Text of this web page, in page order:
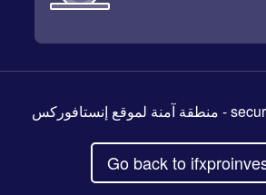
- منطقة آمنة لموقع إنستافوركس
Go back to